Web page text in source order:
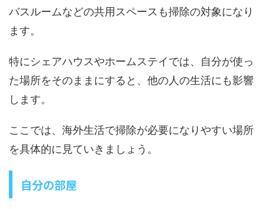
バスルームなどの共用スペースも掃除の対象になり
ます。
特にシェアハウスやホームステイでは、自分が使っ
た場所をそのままにすると、他の人の生活にも影響
します。
ここでは、海外生活で掃除が必要になりやすい場所
を具体的に見ていきましょう。
自分の部屋